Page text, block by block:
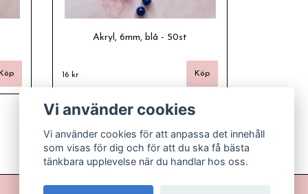
Akryl, 6mm, blå - 50st
16 kr
Vi använder cookies
Vi använder cookies för att anpassa det innehåll
som visas för dig och för att du ska få bästa
tänkbara upplevelse när du handlar hos oss.